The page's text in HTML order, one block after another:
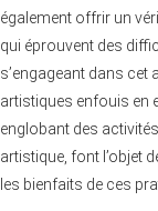
également offrir un
qui éprouvent des
s’engageant dans cet
artistiques enfouis en
englobant des
artistique, font l’objet
les bienfaits de ces